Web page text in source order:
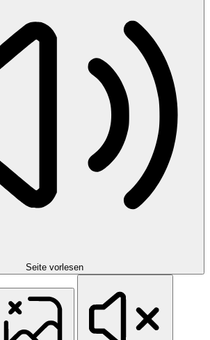
Seite vorlesen